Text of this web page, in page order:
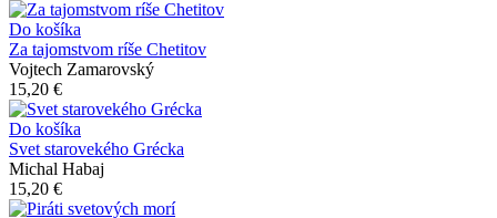
Do košíka
Za tajomstvom ríše Chetitov
Vojtech Zamarovský
15,20 €
Do košíka
Svet starovekého Grécka
Michal Habaj
15,20 €